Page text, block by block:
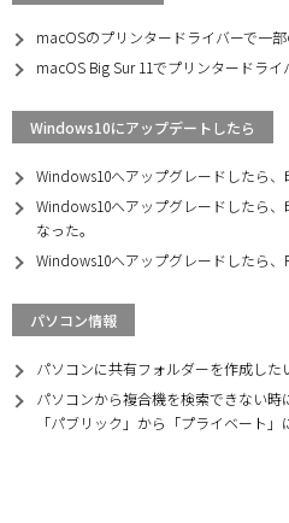
macOSのプリンタードライバーで一
macOS Big Sur 11でプリンタードライ
Windows10にアップデートしたら
Windows10へアップグレードしたら、
Windows10へアップグレードしたら、
なった。
Windows10へアップグレードしたら、
パソコン情報
パソコンに共有フォルダーを作成した
パソコンから複合機を検索できない
「パブリック」から「プライベート」